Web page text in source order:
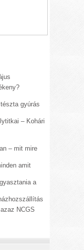
gyúrás
– Kohári
– mit mire
amit
a
NCGS